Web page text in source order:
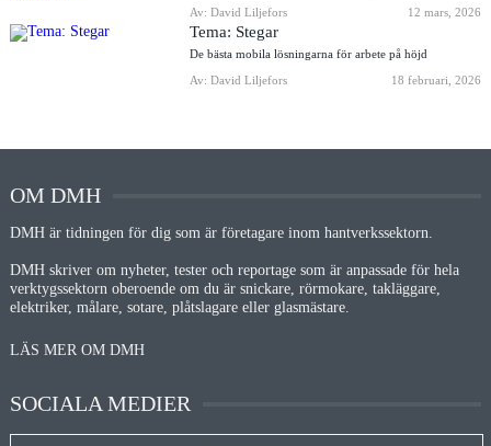
Av: David Liljefors
12 mars, 2026
Tema: Stegar
De bästa mobila lösningarna för arbete på höjd
Av: David Liljefors
18 februari, 2026
OM DMH
DMH är tidningen för dig som är företagare inom hantverkssektorn.
DMH skriver om nyheter, tester och reportage som är anpassade för hela
verktygssektorn oberoende om du är snickare, rörmokare, takläggare,
elektriker, målare, sotare, plåtslagare eller glasmästare.
LÄS MER OM DMH
SOCIALA MEDIER